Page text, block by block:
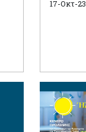
17-Οκτ-23